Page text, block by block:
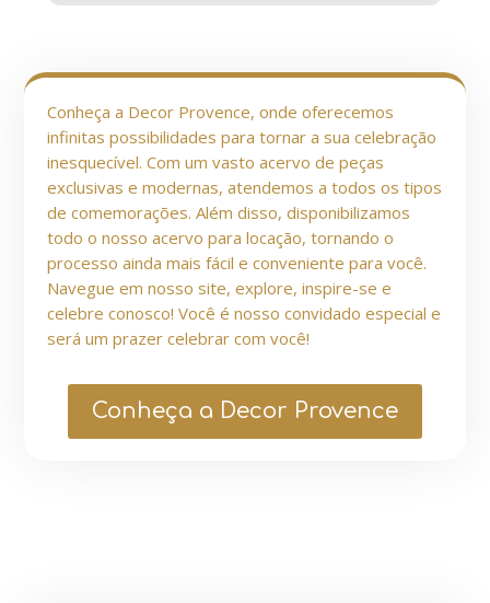
Conheça a Decor Provence, onde oferecemos
infinitas possibilidades para tornar a sua celebração
inesquecível. Com um vasto acervo de peças
exclusivas e modernas, atendemos a todos os tipos
de comemorações. Além disso, disponibilizamos
todo o nosso acervo para locação, tornando o
processo ainda mais fácil e conveniente para você.
Navegue em nosso site, explore, inspire-se e
celebre conosco! Você é nosso convidado especial e
será um prazer celebrar com você!
Conheça a Decor Provence